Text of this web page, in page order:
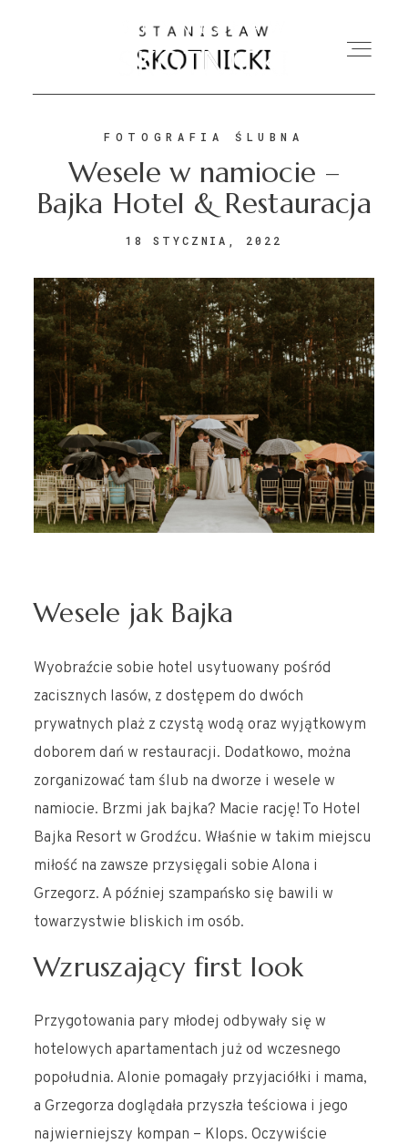
O MNIE
OFERTA
FOTOGRAFIA RODZINNA
KONTAKT
FOTOGRAFIA ŚLUBNA
Wesele w namiocie –
Bajka Hotel & Restauracja
18 STYCZNIA, 2022
Wesele jak Bajka
Wyobraźcie sobie hotel usytuowany pośród
zacisznych lasów, z dostępem do dwóch
prywatnych plaż z czystą wodą oraz wyjątkowym
doborem dań w restauracji. Dodatkowo, można
zorganizować tam ślub na dworze i wesele w
namiocie. Brzmi jak bajka? Macie rację! To Hotel
Bajka Resort w Grodźcu. Właśnie w takim miejscu
miłość na zawsze przysięgali sobie Alona i
Grzegorz. A później szampańsko się bawili w
towarzystwie bliskich im osób.
Wzruszający first look
Przygotowania pary młodej odbywały się w
hotelowych apartamentach już od wczesnego
popołudnia. Alonie pomagały przyjaciółki i mama,
a Grzegorza doglądała przyszła teściowa i jego
najwierniejszy kompan – Klops. Oczywiście